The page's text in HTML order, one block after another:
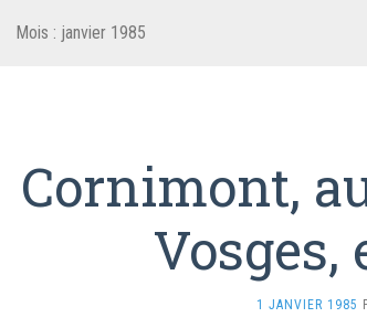
Mois : janvier 1985
Cornimont,
Vosges,
1 JANVIER 1985